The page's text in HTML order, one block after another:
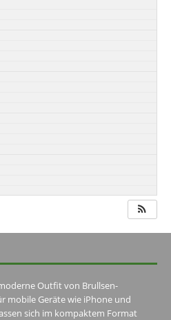
Outfit von Brullsen-
mobile Geräte wie iPhone und
sich im kompaktem Format